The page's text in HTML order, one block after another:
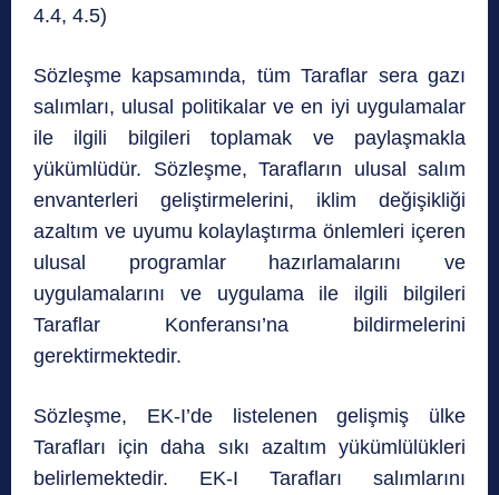
4.4, 4.5)
Sözleşme kapsamında, tüm Taraflar sera gazı
salımları, ulusal politikalar ve en iyi uygulamalar
ile ilgili bilgileri toplamak ve paylaşmakla
yükümlüdür. Sözleşme, Tarafların ulusal salım
envanterleri geliştirmelerini, iklim değişikliği
azaltım ve uyumu kolaylaştırma önlemleri içeren
ulusal programlar hazırlamalarını ve
uygulamalarını ve uygulama ile ilgili bilgileri
Taraflar Konferansı’na bildirmelerini
gerektirmektedir.
Sözleşme, EK-I’de listelenen gelişmiş ülke
Tarafları için daha sıkı azaltım yükümlülükleri
belirlemektedir. EK-I Tarafları salımlarını